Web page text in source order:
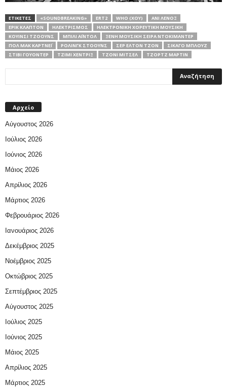
ΕΤΙΚΕΤΕΣ «SOUNDBREAKING» ERT2 WHO (ΧΟΥ)
ΆΝΙ ΛΈΝΟΞ
ΈΡΙΚ ΚΛΆΠΤΟΝ
ΗΛΕΚΤΡΙΣΜΌΣ
ΗΛΕΚΤΡΟΝΙΚΉ ΧΟΡΕΥΤΙΚΉ ΜΟΥΣΙΚΉ
ΚΟΥΊΝΣΙ ΤΖΌΟΥΝΣ
ΜΠΊΛΙ ΆΙΝΤΟΛ
ΞΕΝΗ ΜΟΥΣΙΚΗ ΣΕΙΡΑ ΝΤΟΚΙΜΑΝΤΕΡ
ΠΟΛ ΜΑΚ ΚΆΡΤΝΕΪ
ΡΌΛΙΝΓΚ ΣΤΌΟΥΝΣ ΣΕΡ ΈΛΤΟΝ ΤΖΟΝ
ΣΙΚΆΓΟ ΜΠΛΟΥΖ
ΣΤΊΒΙ ΓΟΥΌΝΤΕΡ
ΤΖΊΜΙ ΧΈΝΤΡΙΞ ΤΖΌΝΙ ΜΊΤΣΕΛ ΤΖΟΡΤΖ ΜΆΡΤΙΝ
Αρχείο
Αύγουστος 2026
Ιούλιος 2026
Ιούνιος 2026
Μάιος 2026
Απρίλιος 2026
Μάρτιος 2026
Φεβρουάριος 2026
Ιανουάριος 2026
Δεκέμβριος 2025
Νοέμβριος 2025
Οκτώβριος 2025
Σεπτέμβριος 2025
Αύγουστος 2025
Ιούλιος 2025
Ιούνιος 2025
Μάιος 2025
Απρίλιος 2025
Μάρτιος 2025